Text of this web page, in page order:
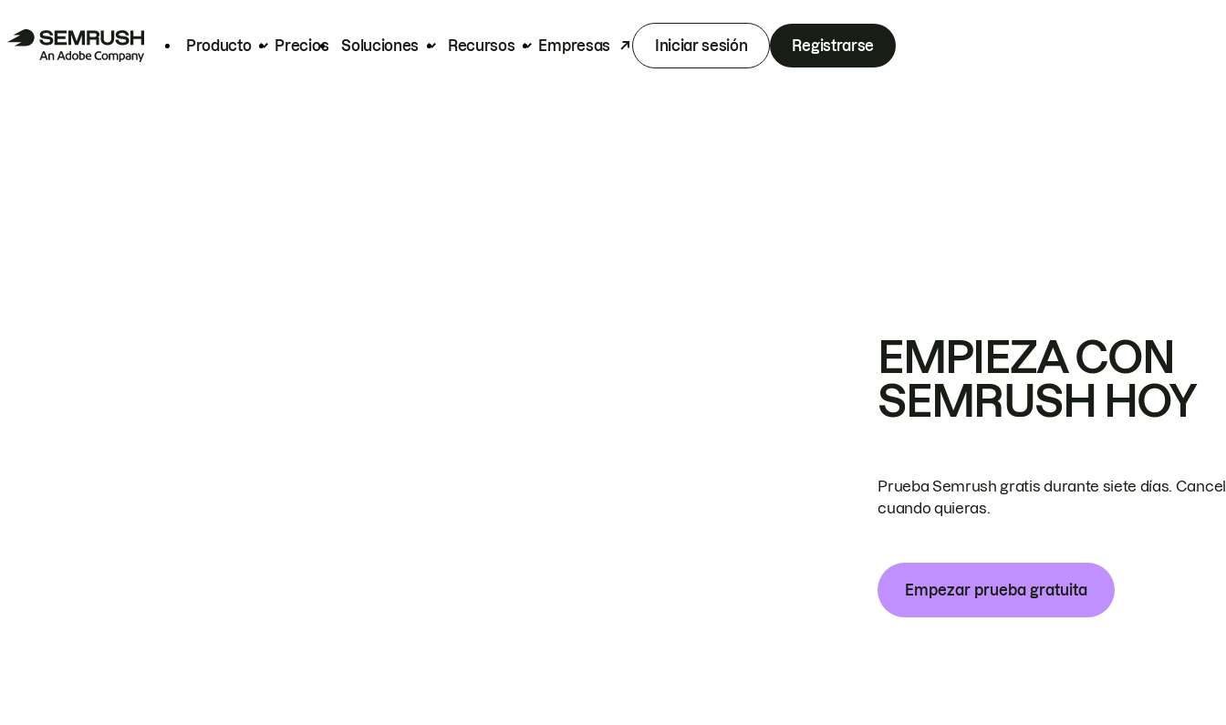
Producto Precios Soluciones Recursos Empresas Iniciar sesión Registrarse
EMPIEZA CON
SEMRUSH HOY
Prueba Semrush gratis durante siete días.
cuando quieras.
Empezar prueba gratuita